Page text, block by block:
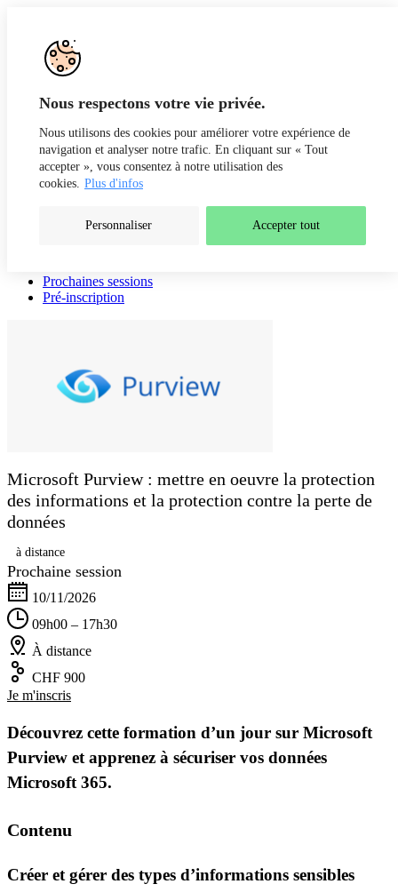
Nous respectons votre vie privée.
Nous utilisons des cookies pour améliorer votre expérience de
navigation et analyser notre trafic. En cliquant sur « Tout
accepter », vous consentez à notre utilisation des
cookies. Plus d'infos
Personnaliser Accepter tout
Prochaines sessions
Pré-inscription
Microsoft Purview : mettre en oeuvre la protection
des informations et la protection contre la perte de
données
à distance
Prochaine session
10/11/2026
09h00 – 17h30
À distance
CHF 900
Je m'inscris
Découvrez cette formation d’un jour sur Microsoft
Purview et apprenez à sécuriser vos données
Microsoft 365.
Contenu
Créer et gérer des types d’informations sensibles